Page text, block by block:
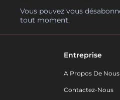
Vous pouvez vous
tout moment.
Entreprise
A Propos De Nous
Contactez-Nous